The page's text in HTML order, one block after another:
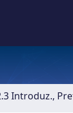
Introduz.,